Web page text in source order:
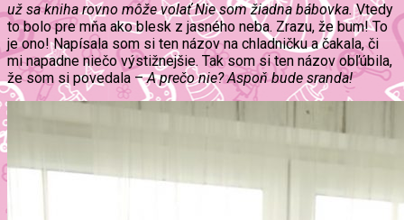
už sa kniha rovno môže volať Nie som žiadna bábovka.Vtedy
to bolo pre mňa ako blesk z jasného neba. Zrazu, že bum! To
je ono! Napísala som si ten názov na chladničku a čakala, či
mi napadne niečo výstižnejšie. Tak som si ten názov obľúbila,
že som si povedala –A prečo nie? Aspoň bude sranda!